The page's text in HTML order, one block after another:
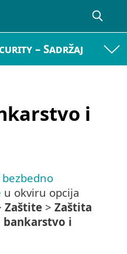
– Sadržaj
i
bezbedno
u okviru opcija
Zaštite > Zaštita
bankarstvo i